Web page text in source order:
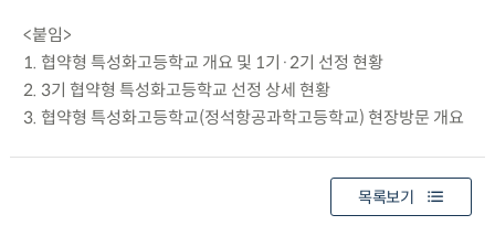
<붙임>
1. 협약형 특성화고등학교 개요 및 1기·2기 선정 현황
2. 3기 협약형 특성화고등학교 선정 상세 현황
3. 협약형 특성화고등학교(정석항공과학고등학교) 현장방문 개요
목록보기